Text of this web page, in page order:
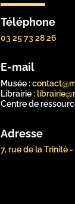
Téléphone
03 25 73 28 26
E-mail
Musée :
Librairie :
Centre de
Adresse
7, rue de la Trinité